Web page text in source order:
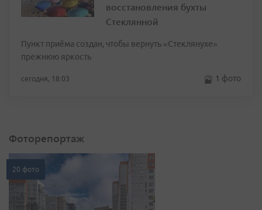
восстановления бухты
Стеклянной
Пункт приёма создан, чтобы вернуть «Стеклянухе»
прежнюю яркость
сегодня, 18:03 1 фото
Фоторепортаж
20 фото